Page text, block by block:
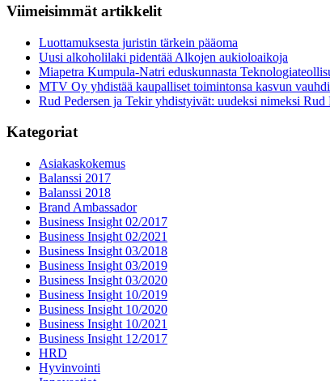
Viimeisimmät artikkelit
Luottamuksesta juristin tärkein pääoma
Uusi alkoholilaki pidentää Alkojen aukioloaikoja
Miapetra Kumpula-Natri eduskunnasta
MTV Oy yhdistää kaupalliset toimintonsa kasvun
Rud Pedersen ja Tekir yhdistyivät: uudeksi nimeksi Rud
Kategoriat
Asiakaskokemus
Balanssi 2017
Balanssi 2018
Brand Ambassador
Business Insight 02/2017
Business Insight 02/2021
Business Insight 03/2018
Business Insight 03/2019
Business Insight 03/2020
Business Insight 10/2019
Business Insight 10/2020
Business Insight 10/2021
Business Insight 12/2017
HRD
Hyvinvointi